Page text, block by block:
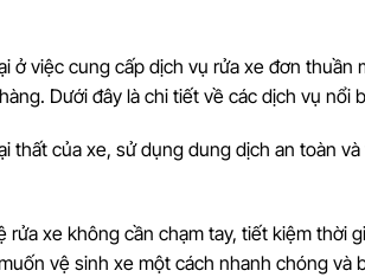
ở việc cung cấp dịch vụ rửa xe đơn
Dưới đây là chi tiết về các dịch vụ nổi
thất của xe, sử dụng dung dịch an toàn
rửa xe không cần chạm tay, tiết kiệm thời
vệ sinh xe một cách nhanh chóng và